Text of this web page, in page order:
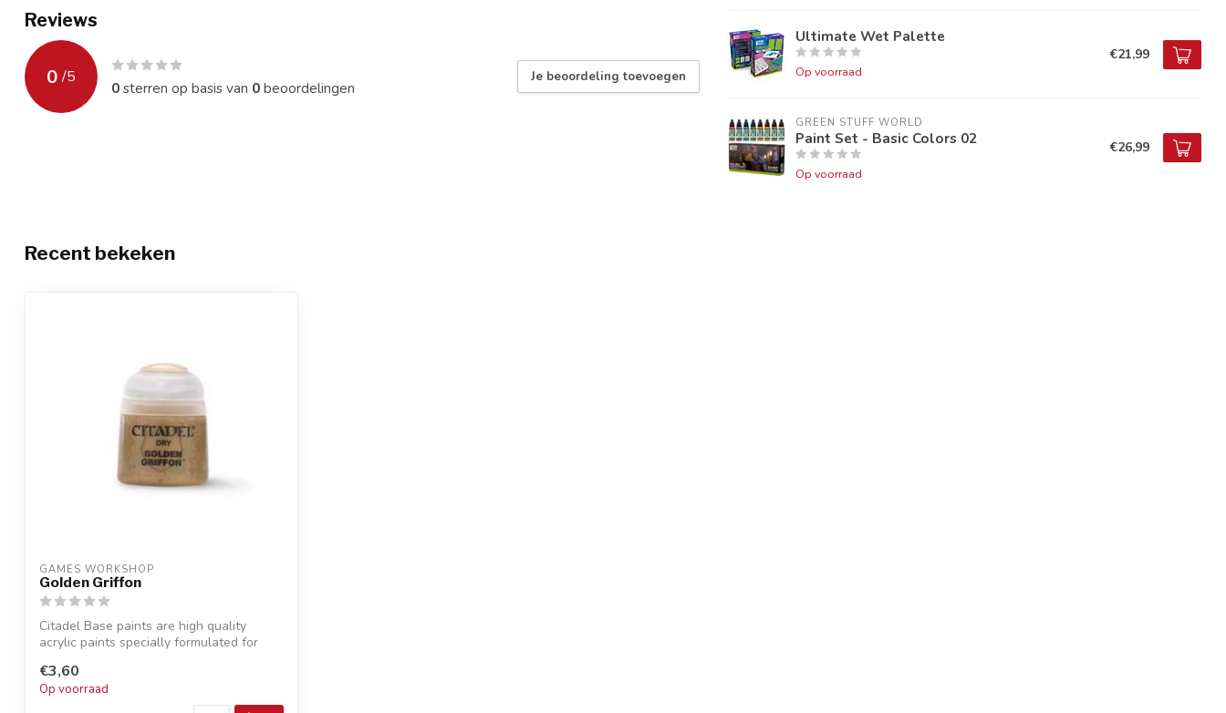
Reviews
0 /5
0sterren op basis van 0beoordelingen
Je beoordeling toevoegen
Ultimate Wet Palette
Op voorraad
€21,99
GREEN STUFF WORLD
Paint Set - Basic Colors 02
Op voorraad
€26,99
Recent bekeken
GAMES WORKSHOP
Golden Griffon
Citadel Base paints are high quality
acrylic paints specially formulated for
€3,60
Op voorraad